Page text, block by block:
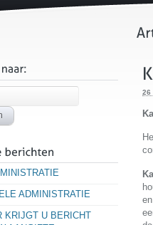
ADMINISTRATIE
KRIJGT U BERICHT
26